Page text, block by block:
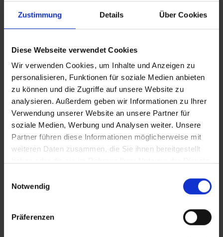
Zustimmung Details Über Cookies
Diese Webseite verwendet Cookies
Wir verwenden Cookies, um Inhalte und Anzeigen zu
personalisieren, Funktionen für soziale Medien anbieten
zu können und die Zugriffe auf unsere Website zu
analysieren. Außerdem geben wir Informationen zu Ihrer
Verwendung unserer Website an unsere Partner für
soziale Medien, Werbung und Analysen weiter. Unsere
Partner führen diese Informationen möglicherweise mit
weiteren Daten zusammen, die Sie ihnen bereitgestellt
Notwendig
Präferenzen
Technische Daten
Downloads